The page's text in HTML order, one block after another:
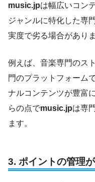
music.jpは幅広いコン
ジャンルに特化した専
実度で劣る場合がありま
例えば、音楽専門のス
門のプラットフォーム
ナルコンテンツが豊富
らの点でmusic.jpは専
ます。
3. ポイントの管理